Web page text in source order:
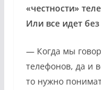
«честности»
Или все идет без
— Когда мы
телефонов, да и
то нужно